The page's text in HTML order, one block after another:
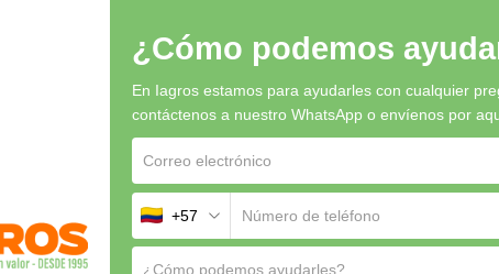
prolongado o mayores necesidades de soporte.
gracias a su equilibrio entre retención de agua y oxigenación.
contenedores y sistemas de producción ornamental.
en diferentes aplicaciones agrícolas.
garantizar resultados óptimos.
¿Cómo podemos
En Iagros estamos para ayudarles con cualquier
contáctenos a nuestro WhatsApp o envíenos por
+57